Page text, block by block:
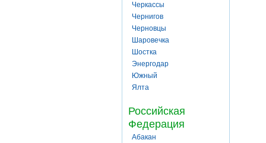
Черкассы
Чернигов
Черновцы
Шаровечка
Шостка
Энергодар
Южный
Ялта
Российская
Федерация
Абакан